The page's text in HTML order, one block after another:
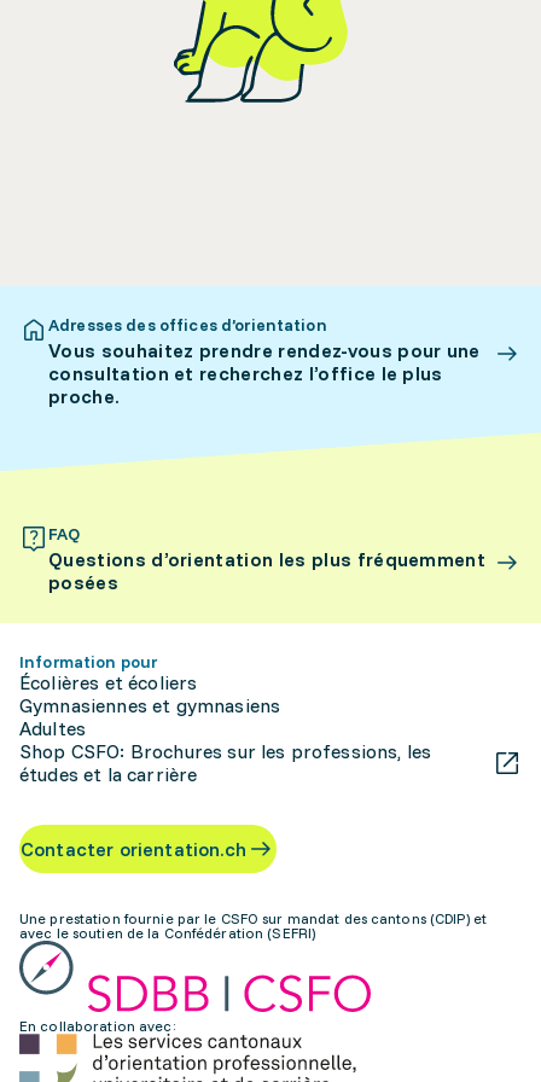
Adresses des offices d’orientation
Vous souhaitez prendre rendez-vous pour une
consultation et recherchez l’office le plus
proche.
FAQ
Questions d’orientation les plus fréquemment
posées
Information pour
Écolières et écoliers
Gymnasiennes et gymnasiens
Adultes
Shop CSFO: Brochures sur les professions, les
études et la carrière
Contacter orientation.ch
Une prestation fournie par le CSFO sur mandat des cantons (CDIP) et
avec le soutien de la Confédération (SEFRI)
En collaboration avec: